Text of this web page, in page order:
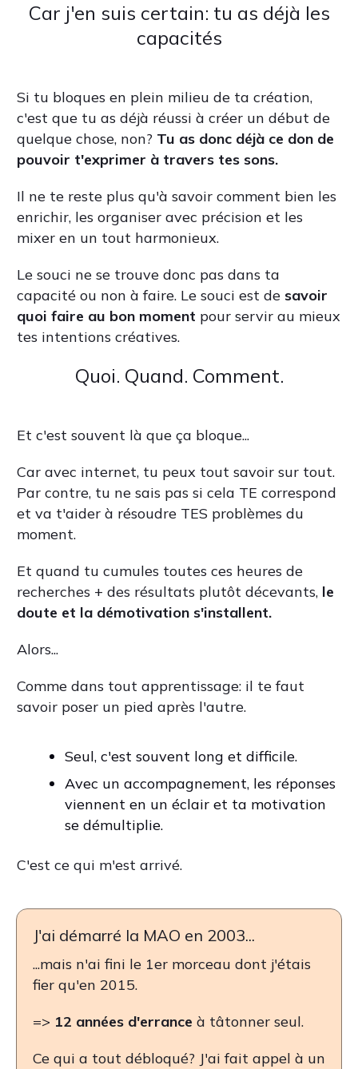
Car j'en suis certain: tu as déjà les
capacités
Si tu bloques en plein milieu de ta création,
c'est que tu as déjà réussi à créer un début de
quelque chose, non? Tu as donc déjà ce don de
pouvoir t'exprimer à travers tes sons.
Il ne te reste plus qu'à savoir comment bien les
enrichir, les organiser avec précision et les
mixer en un tout harmonieux.
Le souci ne se trouve donc pas dans ta
capacité ou non à faire. Le souci est de savoir
quoi faire au bon moment pour servir au mieux
tes intentions créatives.
Quoi. Quand. Comment.
Et c'est souvent là que ça bloque...
Car avec internet, tu peux tout savoir sur tout.
Par contre, tu ne sais pas si cela TE correspond
et va t'aider à résoudre TES problèmes du
moment.
Et quand tu cumules toutes ces heures de
recherches + des résultats plutôt décevants, le
doute et la démotivation s'installent.
Alors...
Comme dans tout apprentissage: il te faut
savoir poser un pied après l'autre.
Seul, c'est souvent long et difficile.
Avec un accompagnement, les réponses
viennent en un éclair et ta motivation
se démultiplie.
C'est ce qui m'est arrivé.
J'ai démarré la MAO en 2003...
...mais n'ai fini le 1er morceau dont j'étais
fier qu'en 2015.
=> 12 années d'errance à tâtonner seul.
Ce qui a tout débloqué? J'ai fait appel à un